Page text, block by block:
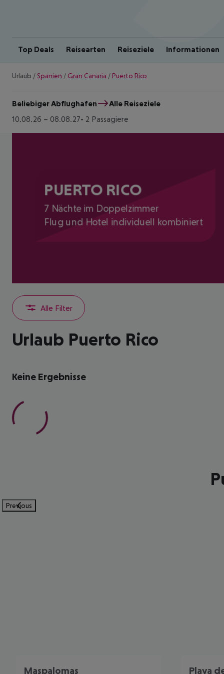
Top Deals Reisearten Reiseziele Informationen
Urlaub / Spanien / Gran Canaria / Puerto Rico
Beliebiger Abflughafen
Alle Reiseziele
10.08.26 – 08.08.27 2 Passagiere
PUERTO RICO
7 Nächte im Doppelzimmer
Flug und Hotel individuell kombiniert
Alle Filter
Urlaub Puerto Rico
Keine Ergebnisse
Previous
Maspalomas Playa